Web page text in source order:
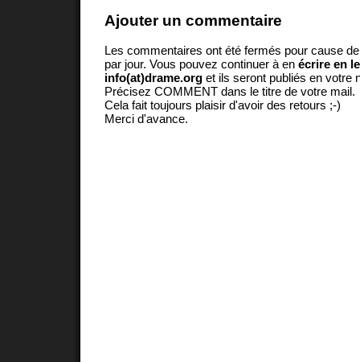
Ajouter un commentaire
Les commentaires ont été fermés pour cause
par jour. Vous pouvez continuer à en écrire en
info(at)drame.org et ils seront publiés en votre
Précisez COMMENT dans le titre de votre mail.
Cela fait toujours plaisir d'avoir des retours ;-)
Merci d'avance.